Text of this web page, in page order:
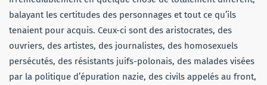
balayant les certitudes des personnages et tout ce qu’ils
tenaient pour acquis. Ceux-ci sont des aristocrates, des
ouvriers, des artistes, des journalistes, des homosexuels
persécutés, des résistants juifs-polonais, des malades visées
par la politique d’épuration nazie, des civils appelés au front,